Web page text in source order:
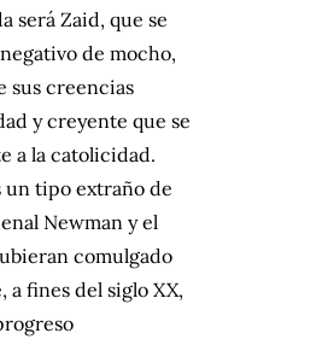
será Zaid, que se
de mocho,
sus creencias
y creyente que se
a la catolicidad.
un tipo extraño de
Newman y el
comulgado
fines del siglo XX,